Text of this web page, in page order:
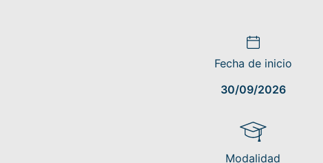
Fecha de inicio
30/09/2026
Modalidad